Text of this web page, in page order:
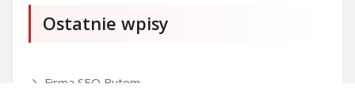
Ostatnie wpisy
Firma SEO Bytom